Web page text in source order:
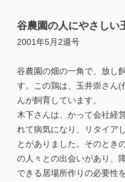
谷農園の人にやさしい
2001年5月2週号
谷農園の畑の一角で、放し
す。この鶏は、玉井崇さん(
んが飼育しています。
木下さんは、かって会社経
れて病気になり、リタイア
とがありました。そのとき
の人々との出会いがあり、
できる居場所作りの必要性